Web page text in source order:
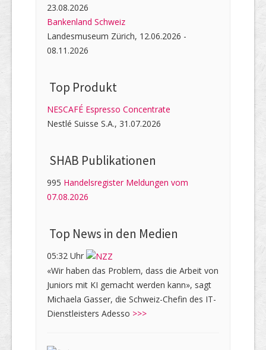
23.08.2026
Bankenland Schweiz
Landesmuseum Zürich, 12.06.2026 -
08.11.2026
Top Produkt
NESCAFÉ Espresso Concentrate
Nestlé Suisse S.A., 31.07.2026
SHAB Publi­kati­onen
995 Handelsregister Meldungen vom
07.08.2026
Top News in den Medien
05:32 Uhr
«Wir haben das Problem, dass die Arbeit von
Juniors mit KI gemacht werden kann», sagt
Michaela Gasser, die Schweiz-Chefin des IT-
Dienstleisters Adesso >>>